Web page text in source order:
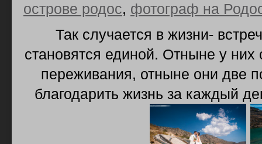
острове родос, фотограф на
Так случается в жизни-
становятся единой. Отныне у
переживания, отныне они две
благодарить жизнь за каждый